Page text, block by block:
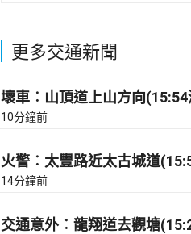
更多交通新聞
壞車︰山頂道上山方向
10分鐘前
火警︰太豐路近太古城道
14分鐘前
交通意外︰龍翔道去觀塘